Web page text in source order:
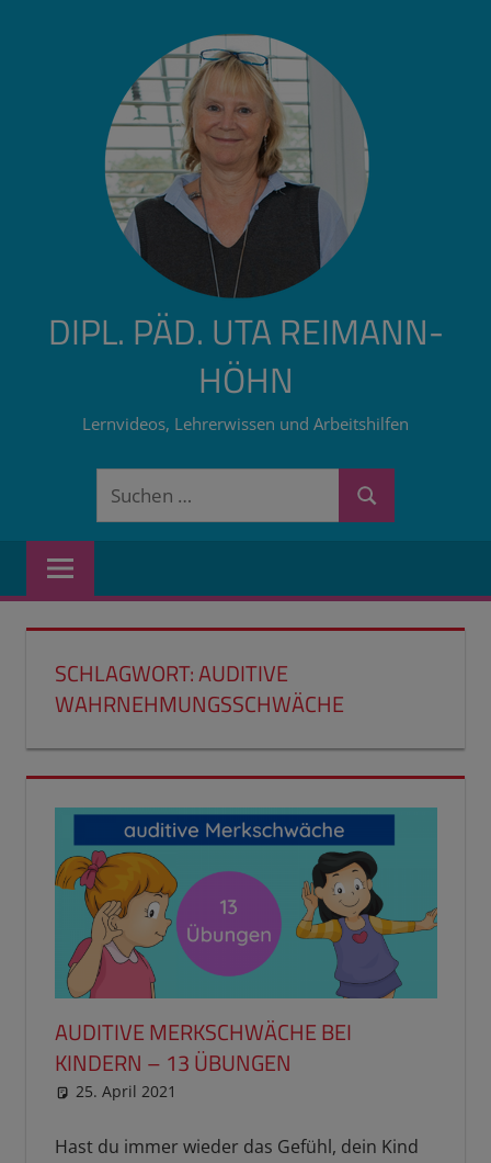
DIPL. PÄD. UTA REIMANN-
HÖHN
Lernvideos, Lehrerwissen und Arbeitshilfen
Suchen
Suchen
SCHLAGWORT:AUDITIVE
WAHRNEHMUNGSSCHWÄCHE
AUDITIVE MERKSCHWÄCHE BEI
KINDERN – 13 ÜBUNGEN
25. April 2021
Hast du immer wieder das Gefühl, dein Kind